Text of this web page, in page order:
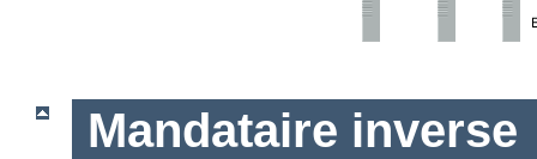
Mandataire inverse